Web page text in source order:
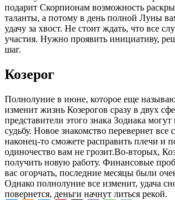
подарит Скорпионам возможность
таланты, а потому в день полной Луны
удачу за хвост. Не стоит ждать, что все
участия. Нужно проявить инициативу,
шаг.
Козерог
Полнолуние в июне, которое еще
изменит жизнь Козерогов сразу в двух
представители этого знака Зодиака
судьбу. Новое знакомство перевернет все
наконец-то сможете расправить плечи и
одиночество вам не грозит.Во-вторых,
получить новую работу. Финансовые
вас огорчать, последние месяцы были
Однако полнолуние все изменит, удача
повернется, деньги начнут литься рекой.